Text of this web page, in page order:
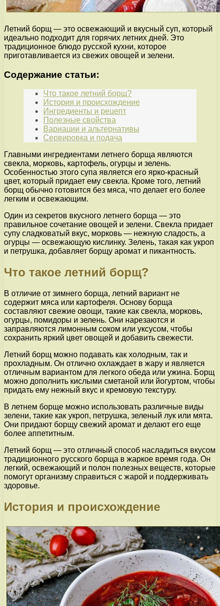
Летний борщ — это освежающий и вкусный суп, который
идеально подходит для горячих летних дней. Это
традиционное блюдо русской кухни, которое
приготавливается из свежих овощей и зелени.
Содержание статьи:
Что такое летний борщ?
История и происхождение
Ингредиенты и рецепт
Полезные свойства
Вариации и альтернативы
Сервировка и подача
Главными ингредиентами летнего борща являются
свекла, морковь, картофель, огурцы и зелень.
Особенностью этого супа является его ярко-красный
цвет, который придает ему свекла. Кроме того, летний
борщ обычно готовится без мяса, что делает его более
легким и освежающим.
Один из секретов вкусного летнего борща — это
правильное сочетание овощей и зелени. Свекла придает
супу сладковатый вкус, морковь — нежную сладость, а
огурцы — освежающую кислинку. Зелень, такая как укроп
и петрушка, добавляет борщу аромат и пикантность.
Что такое летний борщ?
В отличие от зимнего борща, летний вариант не
содержит мяса или картофеля. Основу борща
составляют свежие овощи, такие как свекла, морковь,
огурцы, помидоры и зелень. Они нарезаются и
заправляются лимонным соком или уксусом, чтобы
сохранить яркий цвет овощей и добавить свежести.
Летний борщ можно подавать как холодным, так и
прохладным. Он отлично охлаждает в жару и является
отличным вариантом для легкого обеда или ужина. Борщ
можно дополнить кислыми сметаной или йогуртом, чтобы
придать ему нежный вкус и кремовую текстуру.
В летнем борще можно использовать различные виды
зелени, такие как укроп, петрушка, зеленый лук или мята.
Они придают борщу свежий аромат и делают его еще
более аппетитным.
Летний борщ — это отличный способ насладиться вкусом
традиционного русского борща в жаркое время года. Он
легкий, освежающий и полон полезных веществ, которые
помогут организму справиться с жарой и поддерживать
здоровье.
История и происхождение